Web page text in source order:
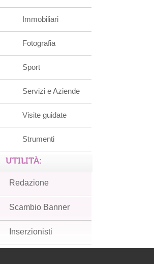
Immobiliari
Fotografia
Sport
Servizi e Aziende
Visite guidate
Strumenti
UTILITÀ:
Redazione
Scambio Banner
Inserzionisti